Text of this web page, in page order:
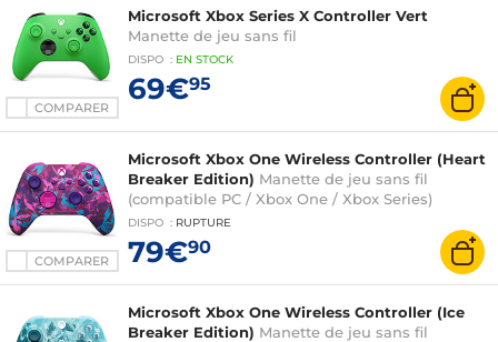
COMPARER
Microsoft Xbox Series X Controller Vert
Manette de jeu sans fil
DISPO : EN STOCK
69€95
COMPARER
Microsoft Xbox One Wireless Controller (Heart
Breaker Edition) Manette de jeu sans fil
(compatible PC / Xbox One / Xbox Series)
DISPO : RUPTURE
79€90
Microsoft Xbox One Wireless Controller (Ice
Breaker Edition) Manette de jeu sans fil